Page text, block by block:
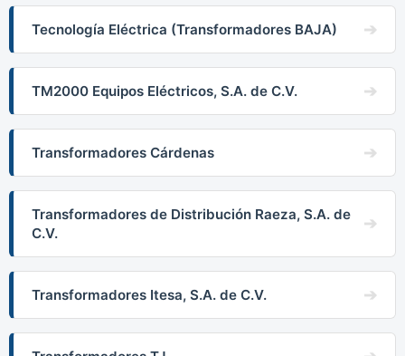
Tecnología Eléctrica (Transformadores BAJA)
TM2000 Equipos Eléctricos, S.A. de C.V.
Transformadores Cárdenas
Transformadores de Distribución Raeza, S.A. de
C.V.
Transformadores Itesa, S.A. de C.V.